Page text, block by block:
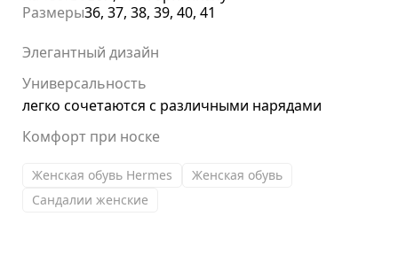
Размеры36, 37, 38, 39, 40, 41
Элегантный дизайн
Универсальность
легко сочетаются с различными нарядами
Комфорт при носке
Женская обувь Hermes
Женская обувь
Сандалии женские